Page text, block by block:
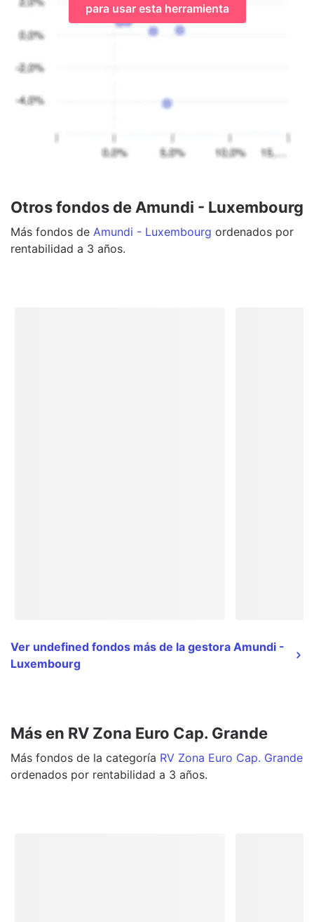
para usar esta herramienta
Otros fondos de Amundi - Luxembourg
Más fondos de Amundi - Luxembourg ordenados por
rentabilidad a 3 años.
Ver undefined fondos más de la gestora Amundi -
Luxembourg
Más en RV Zona Euro Cap. Grande
Más fondos de la categoría RV Zona Euro Cap. Grande
ordenados por rentabilidad a 3 años.